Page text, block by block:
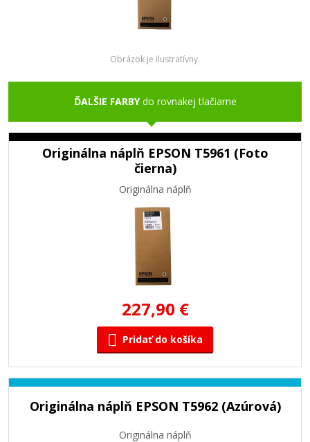
Obrázok je ilustratívny.
ĎALŠIE FARBYdo rovnakej tlačiarne
Originálna náplň EPSON T5961 (Foto
čierna)
Originálna náplň
227,90 €
Pridať do košíka
Originálna náplň EPSON T5962 (Azúrová)
Originálna náplň